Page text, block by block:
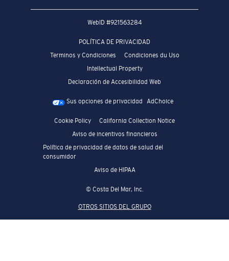
WebID #921563284
POLÍTICA DE PRIVACIDAD
Terminos y Condiciones
Condiciones du Uso
Intellectual Property
Declaración de Accesibilidad Web
Sus opciones de privacidad AdChoice
Cookie Policy
California Collection Notice
Aviso de incentivos financieros
Política de privacidad de datos de salud del
consumidor
Aviso de HIPAA
© Costa Del Mar, Inc.
OTROS SITIOS DEL GRUPO